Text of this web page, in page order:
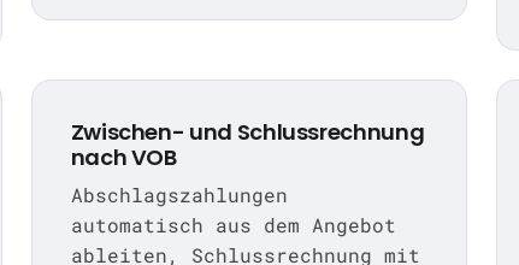
Zwischen- und Schlussrechnung
nach VOB
Abschlagszahlungen
automatisch aus dem Angebot
ableiten, Schlussrechnung mit